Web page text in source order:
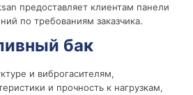
предоставляет клиентам панели
по требованиям заказчика.
бак
и виброгасителям,
и прочность к нагрузкам,